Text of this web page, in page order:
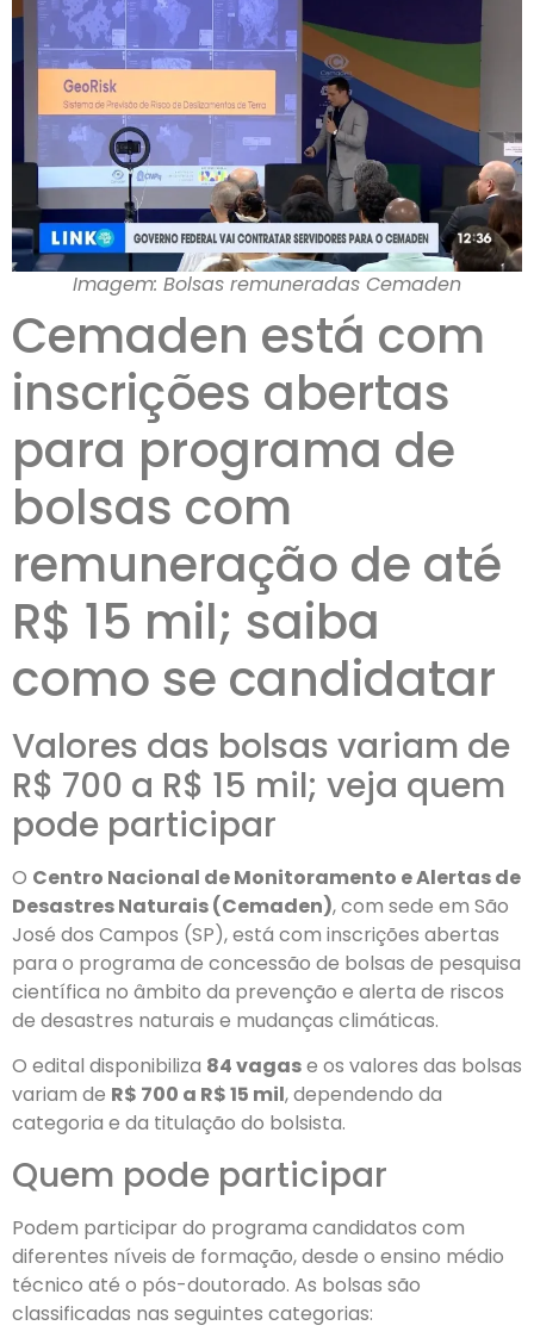
Imagem: Bolsas remuneradas Cemaden
Cemaden está com
inscrições abertas
para programa de
bolsas com
remuneração de até
R$ 15 mil; saiba
como se candidatar
Valores das bolsas variam de
R$ 700 a R$ 15 mil; veja quem
pode participar
O Centro Nacional de Monitoramento e Alertas de
Desastres Naturais (Cemaden), com sede em São
José dos Campos (SP), está com inscrições abertas
para o programa de concessão de bolsas de pesquisa
científica no âmbito da prevenção e alerta de riscos
de desastres naturais e mudanças climáticas.
O edital disponibiliza 84 vagase os valores das bolsas
variam de R$ 700 a R$ 15 mil, dependendo da
categoria e da titulação do bolsista.
Quem pode participar
Podem participar do programa candidatos com
diferentes níveis de formação, desde o ensino médio
técnico até o pós-doutorado. As bolsas são
classificadas nas seguintes categorias: